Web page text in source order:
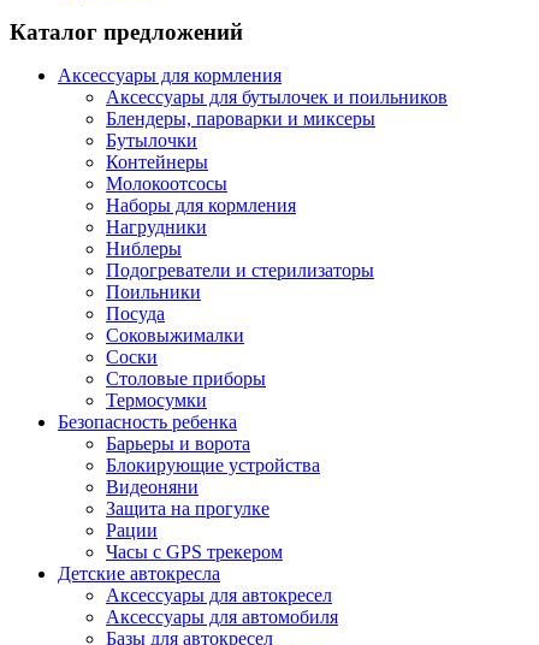
Каталог предложений
Аксессуары для кормления
Аксессуары для бутылочек и поильников
Блендеры, пароварки и миксеры
Бутылочки
Контейнеры
Молокоотсосы
Наборы для кормления
Нагрудники
Ниблеры
Подогреватели и стерилизаторы
Поильники
Посуда
Соковыжималки
Соски
Столовые приборы
Термосумки
Безопасность ребенка
Барьеры и ворота
Блокирующие устройства
Видеоняни
Защита на прогулке
Рации
Часы с GPS трекером
Детские автокресла
Аксессуары для автокресел
Аксессуары для автомобиля
Базы для автокресел